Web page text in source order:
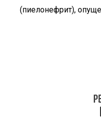
(пиелонефрит),